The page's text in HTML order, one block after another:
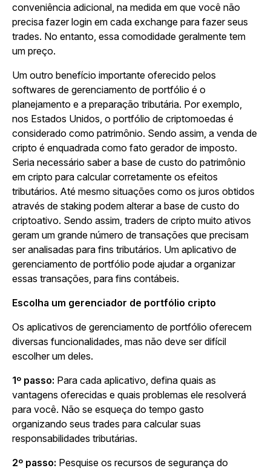
conveniência adicional, na medida em que você não
precisa fazer login em cada exchange para fazer seus
trades. No entanto, essa comodidade geralmente tem
um preço.
Um outro benefício importante oferecido pelos
softwares de gerenciamento de portfólio é o
planejamento e a preparação tributária. Por exemplo,
nos Estados Unidos, o portfólio de criptomoedas é
considerado como patrimônio. Sendo assim, a venda de
cripto é enquadrada como fato gerador de imposto.
Seria necessário saber a base de custo do patrimônio
em cripto para calcular corretamente os efeitos
tributários. Até mesmo situações como os juros obtidos
através de staking podem alterar a base de custo do
criptoativo. Sendo assim, traders de cripto muito ativos
geram um grande número de transações que precisam
ser analisadas para fins tributários. Um aplicativo de
gerenciamento de portfólio pode ajudar a organizar
essas transações, para fins contábeis.
Escolha um gerenciador de portfólio cripto
Os aplicativos de gerenciamento de portfólio oferecem
diversas funcionalidades, mas não deve ser difícil
escolher um deles.
1º passo: Para cada aplicativo, defina quais as
vantagens oferecidas e quais problemas ele resolverá
para você. Não se esqueça do tempo gasto
organizando seus trades para calcular suas
responsabilidades tributárias.
2º passo: Pesquise os recursos de segurança do